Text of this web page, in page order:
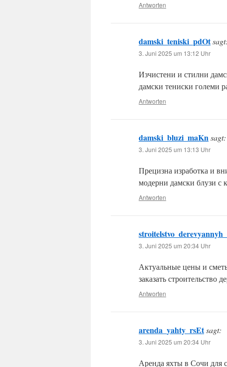
Antworten
damski_teniski_pdOtsagt:
3. Juni 2025 um 13:12 Uhr
Изчистени и стилни
дамски тениски големи
Antworten
damski_bluzi_maKnsagt:
3. Juni 2025 um 13:13 Uhr
Прецизна изработка и
модерни дамски блузи с
Antworten
3. Juni 2025 um 20:34 Uhr
Актуальные цены и
заказать строительство
Antworten
arenda_yahty_rsEtsagt:
3. Juni 2025 um 20:34 Uhr
Аренда яхты в Сочи для